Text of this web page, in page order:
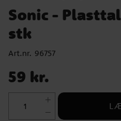
Sonic -
stk
Art.nr. 96757
Pris: 59 kr.
59 kr.